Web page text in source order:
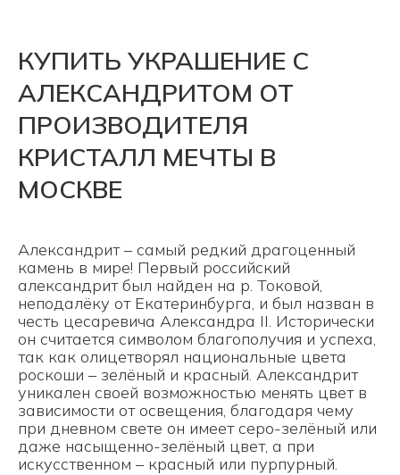
КУПИТЬ УКРАШЕНИЕ С
АЛЕКСАНДРИТОМ ОТ
ПРОИЗВОДИТЕЛЯ
КРИСТАЛЛ МЕЧТЫ В
МОСКВЕ
Александрит – самый редкий драгоценный
камень в мире! Первый российский
александрит был найден на р. Токовой,
неподалёку от Екатеринбурга, и был назван в
честь цесаревича Александра II. Исторически
он считается символом благополучия и успеха,
так как олицетворял национальные цвета
роскоши – зелёный и красный. Александрит
уникален своей возможностью менять цвет в
зависимости от освещения, благодаря чему
при дневном свете он имеет серо-зелёный или
даже насыщенно-зелёный цвет, а при
искусственном – красный или пурпурный.